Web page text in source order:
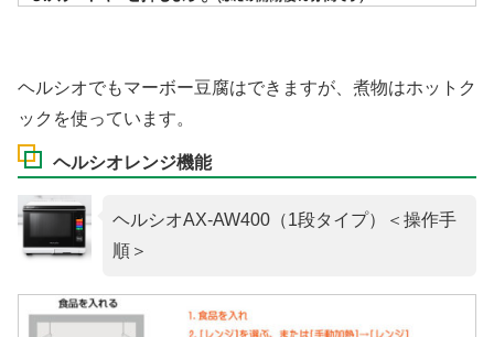
ヘルシオでもマーボー豆腐はできますが、煮物はホットク
ックを使っています。
ヘルシオレンジ機能
ヘルシオAX-AW400（1段タイプ）＜操作手
順＞